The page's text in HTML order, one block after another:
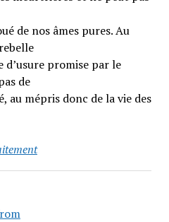
de nos âmes pures. Au
promise par le
de
au mépris donc de la vie des